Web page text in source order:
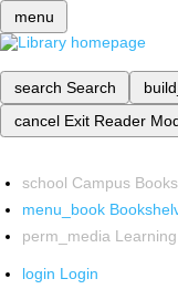
menu
search Search
cancel Exit Reader
school Campus
menu_book
perm_media
login Login